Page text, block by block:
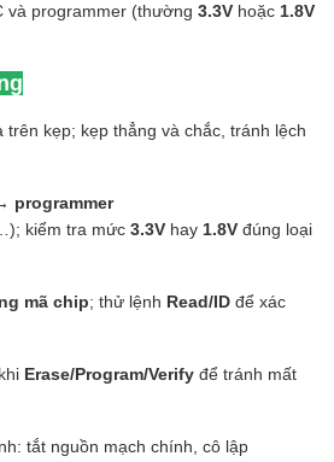
và programmer (thường 3.3V hoặc 1.8V
trên kẹp; kẹp thẳng và chắc, tránh lệch
programmer
kiểm tra mức 3.3V hay 1.8V đúng loại
mã chip; thử lệnh Read/ID để xác
Erase/Program/Verify để tránh mất
tắt nguồn mạch chính, cô lập